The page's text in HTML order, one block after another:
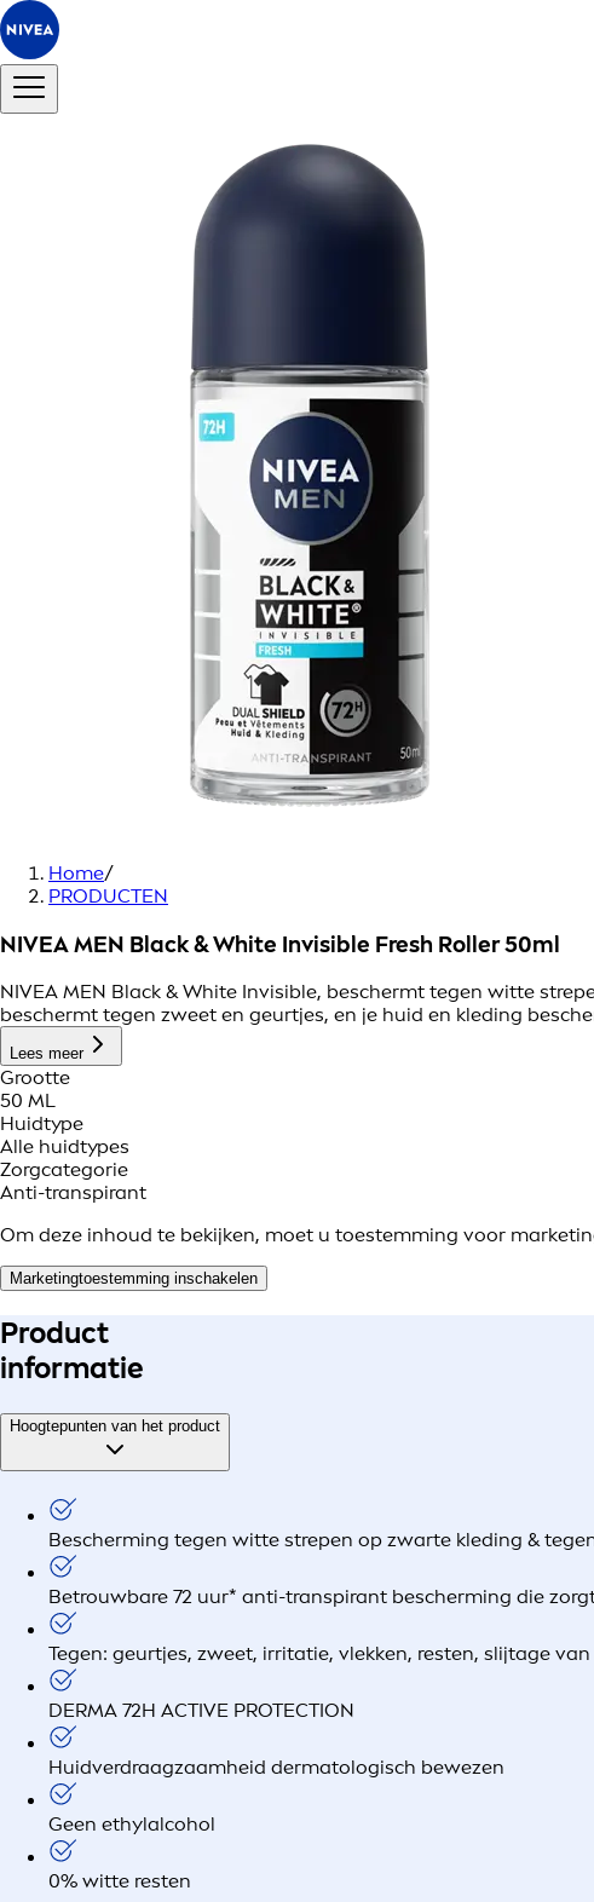
Home/
PRODUCTEN
NIVEA MEN Black & White Invisible Fresh Roller 50ml
NIVEA MEN Black & White Invisible, beschermt tegen witte
beschermt tegen zweet en geurtjes, en je huid en kleding
Lees meer
Grootte
50 ML
Huidtype
Alle huidtypes
Zorgcategorie
Anti-transpirant
Om deze inhoud te bekijken, moet u toestemming voor
Marketingtoestemming inschakelen
Product
informatie
Hoogtepunten van het product
Bescherming tegen witte strepen op zwarte kleding &
Betrouwbare 72 uur* anti-transpirant bescherming die
Tegen: geurtjes, zweet, irritatie, vlekken, resten, slijtage
DERMA 72H ACTIVE PROTECTION
Huidverdraagzaamheid dermatologisch bewezen
Geen ethylalcohol
0% witte resten